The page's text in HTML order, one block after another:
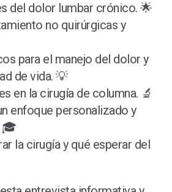
del dolor lumbar crónico. 🌟
no quirúrgicas y
para el manejo del dolor y
de vida. 💡
en la cirugía de columna. 🔬
enfoque personalizado y
🎓
la cirugía y qué esperar del